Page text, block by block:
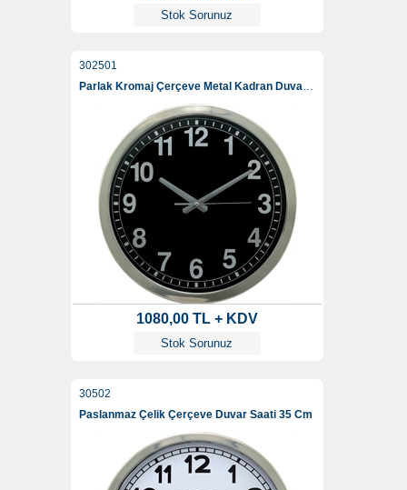
Stok Sorunuz
302501
Parlak Kromaj Çerçeve Metal Kadran Duvar Saati 40 Cm
1080,00 TL + KDV
Stok Sorunuz
30502
Paslanmaz Çelik Çerçeve Duvar Saati 35 Cm